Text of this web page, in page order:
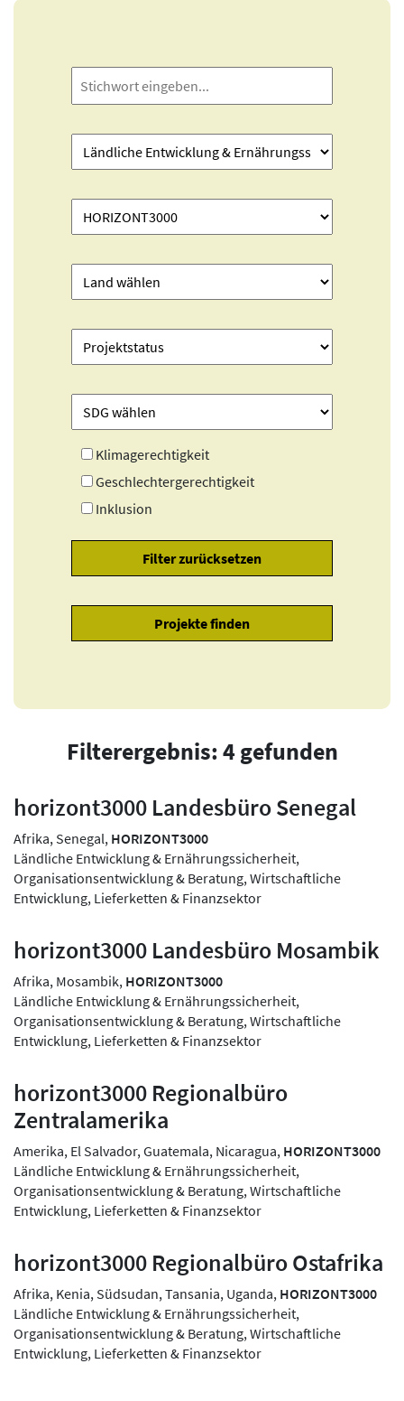
Klimagerechtigkeit
Geschlechtergerechtigkeit
Inklusion
Filterergebnis: 4 gefunden
horizont3000 Landesbüro Senegal
Afrika, Senegal, HORIZONT3000
Ländliche Entwicklung & Ernährungssicherheit,
Organisationsentwicklung & Beratung, Wirtschaftliche
Entwicklung, Lieferketten & Finanzsektor
horizont3000 Landesbüro Mosambik
Afrika, Mosambik, HORIZONT3000
Ländliche Entwicklung & Ernährungssicherheit,
Organisationsentwicklung & Beratung, Wirtschaftliche
Entwicklung, Lieferketten & Finanzsektor
horizont3000 Regionalbüro
Zentralamerika
Amerika, El Salvador, Guatemala, Nicaragua, HORIZONT3000
Ländliche Entwicklung & Ernährungssicherheit,
Organisationsentwicklung & Beratung, Wirtschaftliche
Entwicklung, Lieferketten & Finanzsektor
horizont3000 Regionalbüro Ostafrika
Afrika, Kenia, Südsudan, Tansania, Uganda, HORIZONT3000
Ländliche Entwicklung & Ernährungssicherheit,
Organisationsentwicklung & Beratung, Wirtschaftliche
Entwicklung, Lieferketten & Finanzsektor